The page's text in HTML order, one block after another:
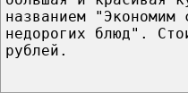
названием
недорогих блюд".
рублей.